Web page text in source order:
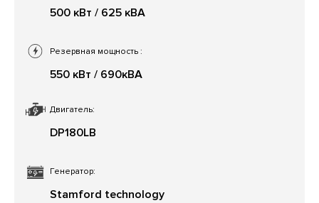
500 кВт / 625 кВА
Двигатель:
DP180LB
Резервная мощность :
550 кВт / 690кВА
Генератор:
Stamford technology